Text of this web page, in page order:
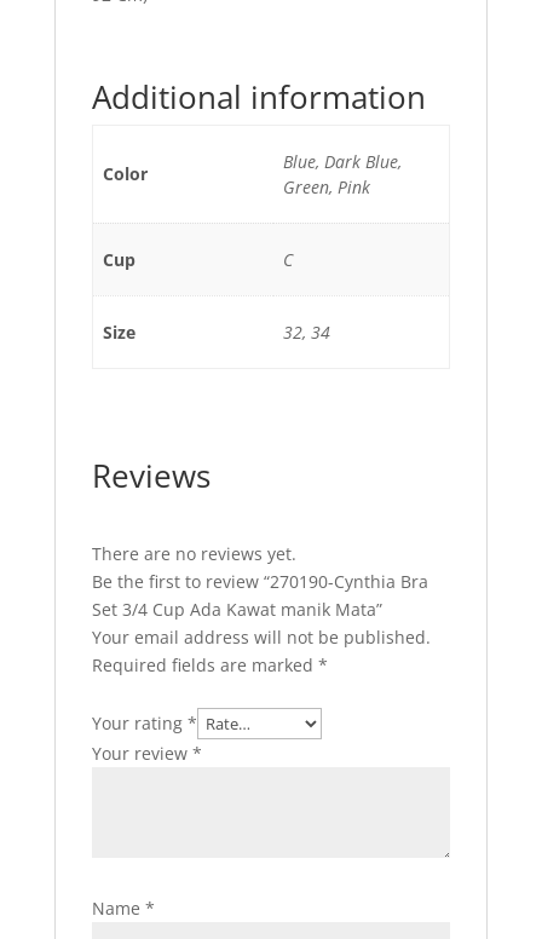
Additional information
Color
Blue, Dark Blue,
Green, Pink
Cup C
Size 32, 34
Reviews
There are no reviews yet.
Be the first to review “270190-Cynthia Bra
Set 3/4 Cup Ada Kawat manik Mata”
Your email address will not be published.
Required fields are marked *
Your rating *
Your review *
Name *